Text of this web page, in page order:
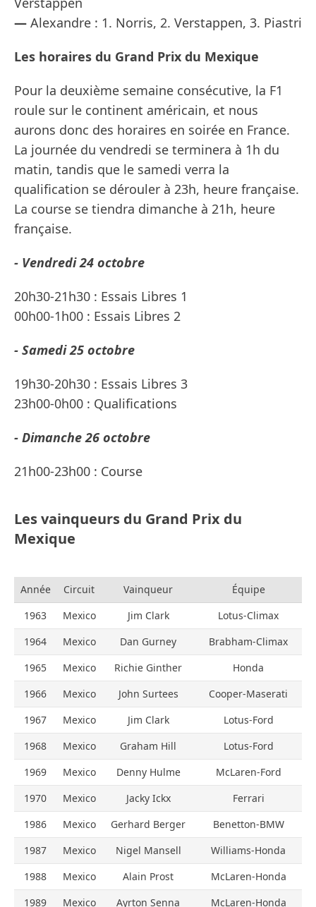
— Alexandre : 1. Norris, 2. Verstappen, 3. Piastri
Les horaires du Grand Prix du Mexique
Pour la deuxième semaine consécutive, la F1
roule sur le continent américain, et nous
aurons donc des horaires en soirée en France.
La journée du vendredi se terminera à 1h du
matin, tandis que le samedi verra la
qualification se dérouler à 23h, heure française.
La course se tiendra dimanche à 21h, heure
française.
- Vendredi 24 octobre
20h30-21h30 : Essais Libres 1
00h00-1h00 : Essais Libres 2
- Samedi 25 octobre
19h30-20h30 : Essais Libres 3
23h00-0h00 : Qualifications
- Dimanche 26 octobre
21h00-23h00 : Course
Les vainqueurs du Grand Prix du
Mexique
Année Circuit Vainqueur
Équipe
1963
Mexico Jim Clark
Lotus-Climax
1964
Mexico Dan Gurney
Brabham-Climax
1965
Mexico Richie Ginther
Honda
1966
Mexico John Surtees
Cooper-Maserati
1967
Mexico Jim Clark
Lotus-Ford
1968
Mexico Graham Hill
Lotus-Ford
1969
Mexico Denny Hulme
McLaren-Ford
1970
Mexico Jacky Ickx
Ferrari
1986
Mexico Gerhard Berger
Benetton-BMW
1987
Mexico Nigel Mansell
Williams-Honda
1988
Mexico Alain Prost
McLaren-Honda
1989
Mexico Ayrton Senna McLaren-Honda